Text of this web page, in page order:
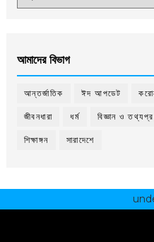
আমাদের বিভাগ
আন্তর্জাতিক ঈদ আপডেট
জীবনধারা ধর্ম বিজ্ঞান ও
শিক্ষাঙ্গন সারাদেশে